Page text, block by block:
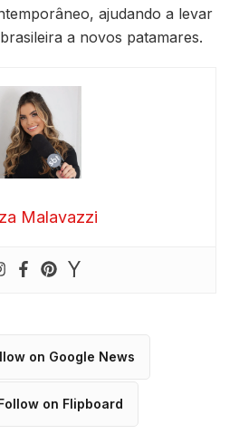
ajudando a levar
a novos patamares.
Malavazzi
on Google News
Follow on Flipboard